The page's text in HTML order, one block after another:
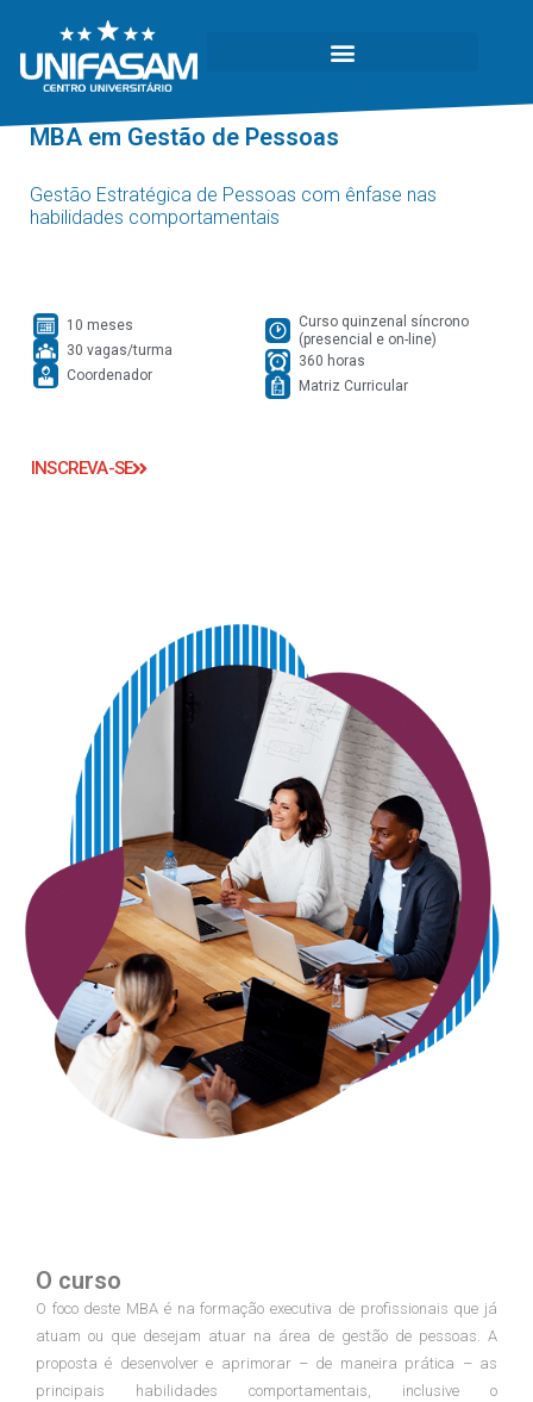
MBA em Gestão de Pessoas
Gestão Estratégica de Pessoas com ênfase nas
habilidades comportamentais
10 meses
30 vagas/turma
Coordenador
Curso quinzenal síncrono
(presencial e on-line)
360 horas
Matriz Curricular
INSCREVA-SE
O curso
O foco deste MBA é na formação executiva de profissionais que já
atuam ou que desejam atuar na área de gestão de pessoas. A
proposta é desenvolver e aprimorar – de maneira prática – as
principais habilidades comportamentais, inclusive o